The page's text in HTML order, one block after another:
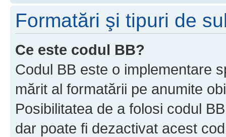
Formatări şi tipuri de
Ce este codul BB?
Codul BB este o implementare
mărit al formatării pe anumite
Posibilitatea de a folosi codul
dar poate fi dezactivat acest